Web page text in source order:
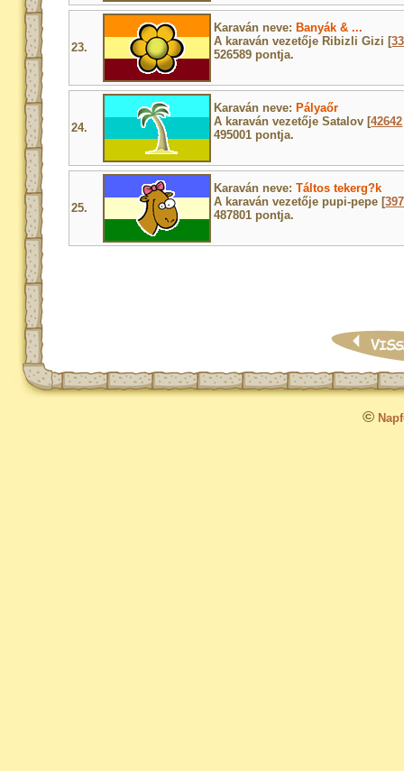
23.
Karaván neve: Banyák & ...
A karaván vezetője Ribizli Gizi [
526589 pontja.
24.
Karaván neve: Pályaőr
A karaván vezetője Satalov [42642
495001 pontja.
25.
Karaván neve:Táltos tekerg?k
A karaván vezetője pupi-pepe [
487801 pontja.
©